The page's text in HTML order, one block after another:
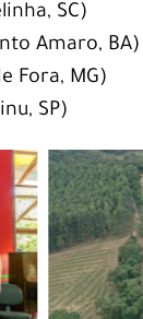
SC)
Amaro, BA)
Fora, MG)
SP)